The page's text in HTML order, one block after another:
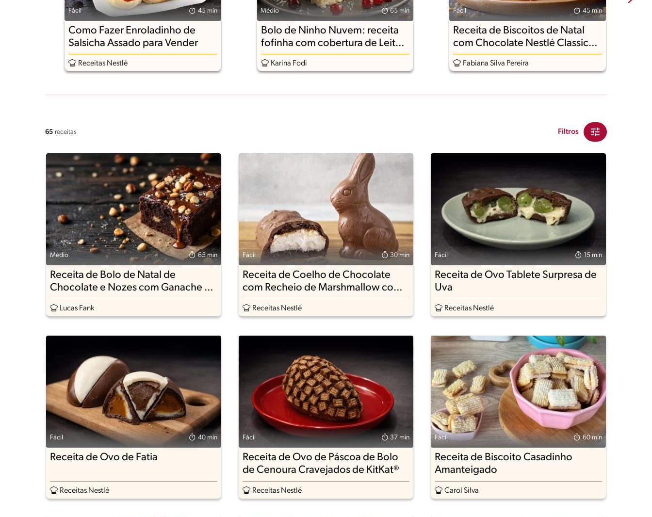
Fácil 45 min
Como Fazer Enroladinho de
Salsicha Assado para Vender
Receitas Nestlé
Médio 65 min
Bolo de Ninho Nuvem: receita
fofinha com cobertura de Leite
Ninho
Karina Fodi
Fácil 45 min
Receita de Biscoitos de Natal
com Chocolate Nestlé Classic
Ao Leite
Fabiana Silva Pereira
65 receitas Filtros
Médio 65 min
Receita de Bolo de Natal de
Chocolate e Nozes com Ganache de
Leite Condensado Moça
Lucas Fank
Fácil 30 min
Receita de Coelho de Chocolate
com Recheio de Marshmallow com
Garoto®
Receitas Nestlé
Fácil 15 min
Receita de Ovo Tablete Surpresa de
Uva
Receitas Nestlé
Fácil 40 min
Receita de Ovo de Fatia
Receitas Nestlé
Fácil 37 min
Receita de Ovo de Páscoa de Bolo
de Cenoura Cravejados de KitKat®
Receitas Nestlé
Fácil 60 min
Receita de Biscoito Casadinho
Amanteigado
Carol Silva